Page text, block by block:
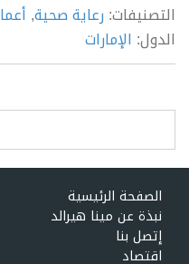
التصنيفات:رعاية صحية,أعمال
الدول:الإمارات
Search form
الصفحة الرئيسية
نبذة عن مينا هيرالد
إتصل بنا
اقتصاد